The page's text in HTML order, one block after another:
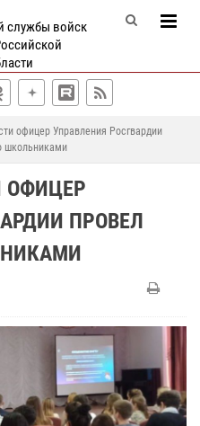
службы войск
офицер Управления Росгвардии
школьниками
ОФИЦЕР
ПРОВЕЛ